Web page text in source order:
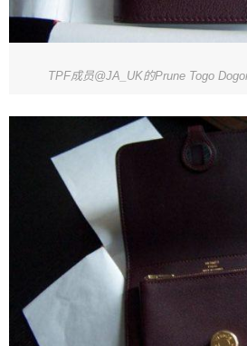
TPF成员@JA_UK的Prune Togo